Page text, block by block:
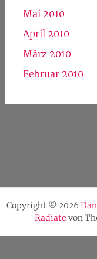
Mai 2010
April 2010
März 2010
Februar 2010
Copyright © 2026
Radiate von